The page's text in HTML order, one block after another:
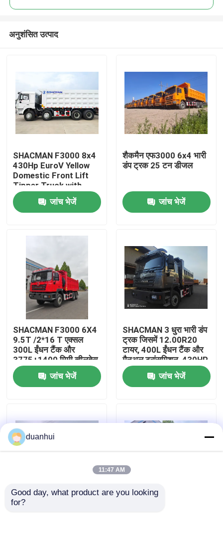
उत्पाद
हमारे बारे में
कारखाना भ्रमण
गुणवत्ता नियंत्रण
समाचार
एक उद्धरण का अनुरोध करें
भारी डंप ट्रक
अनुशंसित उत्पाद
SHACMAN F3000 8x4
430Hp EuroV Yellow
Domestic Front Lift
Tipper Truck with
300L Fuel Tank and
12.00R20 Tires
जांच भेजें
शैकमैन एफ3000 6x4 भारी
डंप ट्रक 25 टन डीजल
जांच भेजें
SHACMAN F3000 6X4
9.5T /2*16 T एक्सल
300L ईंधन टैंक और
3775+1400 मिमी व्हीलबेस
के साथ भारी शुल्क डंप ट्रक
जांच भेजें
SHACMAN 3 धुरा भारी डंप
ट्रक जिसमें 12.00R20
टायर, 400L ईंधन टैंक और
मैनुअल ट्रांसमिशन, 430HP
यूरो II, 25 टन
जांच भेजें
शैकमैन एक्स3000 टपर
duanhui
11:47 AM
Good day, what product are you looking
for?